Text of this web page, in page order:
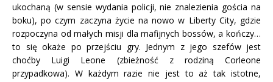
ukochaną (w sensie wydania policji, nie znalezienia gościa na
boku), po czym zaczyna życie na nowo w Liberty City, gdzie
rozpoczyna od małych misji dla mafijnych bossów, a kończy…
to się okaże po przejściu gry. Jednym z jego szefów jest
choćby Luigi Leone (zbieżność z rodziną Corleone
przypadkowa). W każdym razie nie jest to aż tak istotne,